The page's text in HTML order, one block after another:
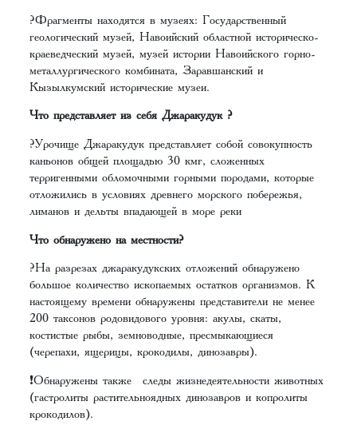
?Фрагменты находятся в музеях: Государственный
геологический музей, Навоийский областной историческо-
краеведческий музей, музей истории Навоийского горно-
металлургического комбината, Заравшанский и
Кызылкумский исторические музеи.
Что представляет из себя Джаракудук ?
?Урочище Джаракудук представляет собой совокупность
каньонов общей площадью 30 км², сложенных
терригенными обломочными горными породами, которые
отложились в условиях древнего морского побережья,
лиманов и дельты впадающей в море реки
Что обнаружено на местности?
?На разрезах джаракудукских отложений обнаружено
большое количество ископаемых остатков организмов. К
настоящему времени обнаружены представители не менее
200 таксонов родовидового уровня: акулы, скаты,
костистые рыбы, земноводные, пресмыкающиеся
(черепахи, ящерицы, крокодилы, динозавры).
❗️Обнаружены также следы жизнедеятельности животных
(гастролиты растительноядных динозавров и копролиты
крокодилов).